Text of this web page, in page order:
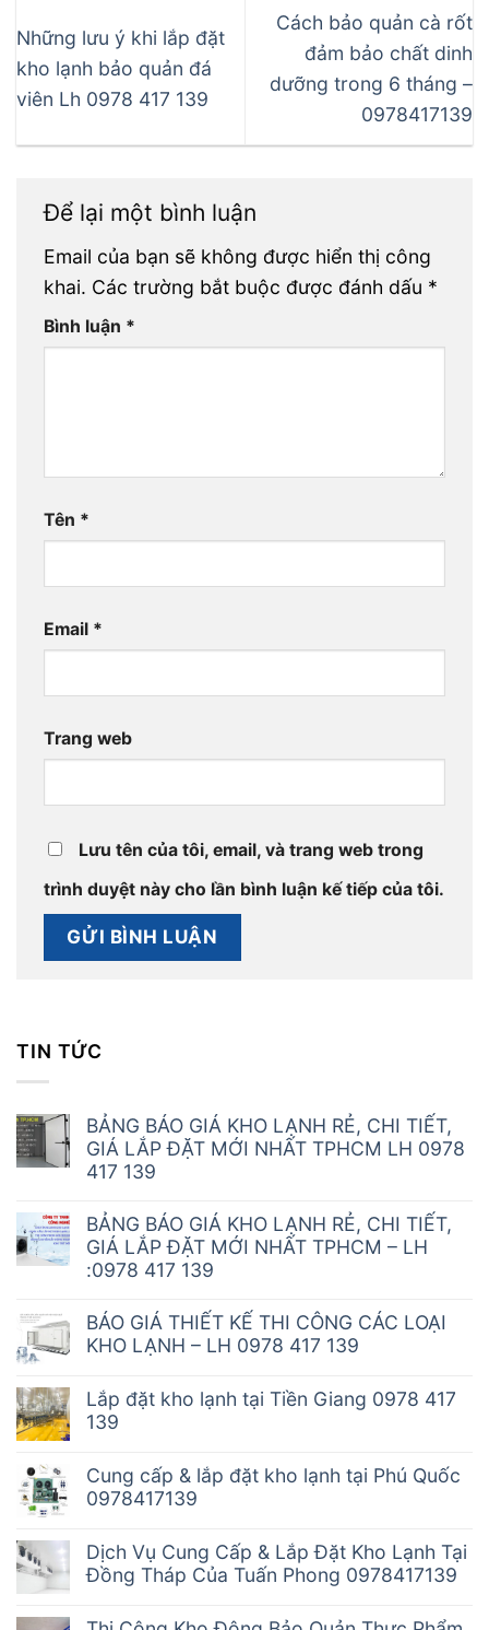
Những lưu ý khi lắp đặt
kho lạnh bảo quản đá
viên Lh 0978 417 139
Cách bảo quản cà rốt
đảm bảo chất dinh
dưỡng trong 6 tháng –
0978417139
Để lại một bình luận
Email của bạn sẽ không được hiển thị công
khai. Các trường bắt buộc được đánh dấu *
Bình luận *
Tên *
Email *
Trang web
Lưu tên của tôi, email, và trang web trong
trình duyệt này cho lần bình luận kế tiếp của tôi.
TIN TỨC
BẢNG BÁO GIÁ KHO LẠNH RẺ, CHI TIẾT,
GIÁ LẮP ĐẶT MỚI NHẤT TPHCM LH 0978
417 139
BẢNG BÁO GIÁ KHO LẠNH RẺ, CHI TIẾT,
GIÁ LẮP ĐẶT MỚI NHẤT TPHCM – LH
:0978 417 139
BÁO GIÁ THIẾT KẾ THI CÔNG CÁC LOẠI
KHO LẠNH – LH 0978 417 139
Lắp đặt kho lạnh tại Tiền Giang 0978 417
139
Cung cấp & lắp đặt kho lạnh tại Phú Quốc
0978417139
Dịch Vụ Cung Cấp & Lắp Đặt Kho Lạnh Tại
Đồng Tháp Của Tuấn Phong 0978417139